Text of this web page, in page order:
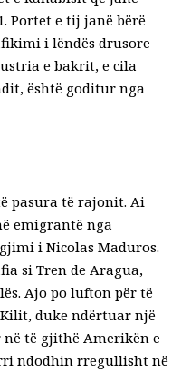
Portet e tij janë bërë
i lëndës drusore
e bakrit, e cila
është goditur nga
pasura të rajonit. Ai
emigrantë nga
i Nicolas Maduros.
si Tren de Aragua,
Ajo po lufton për të
duke ndërtuar një
të gjithë Amerikën e
ndodhin rregullisht në